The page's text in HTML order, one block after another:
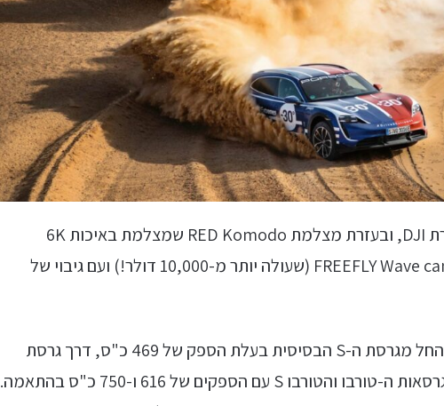
הסרטון צולם בעזרת רחפן FPV של חברת DJI, ובעזרת מצלמת RED Komodo שמצלמת באיכות 6K
(כ-6,000 דולר) ובעזרת מצלמת FREEFLY Wave camera (שעולה יותר מ-10,000 דולר!) ועם גיבוי של
הקרוס טוריזמו מוצעת בכמה גרסאות: החל מגרסת ה-S הבסיסית בעלת הספק של 469 כ"ס, דרך גרסת
ה-4S בעלת הספק של 562 כ"ס ועד לגרסאות ה-טורבו והטורבו S עם הספקים של 616 ו-750 כ"ס בהתאמה.